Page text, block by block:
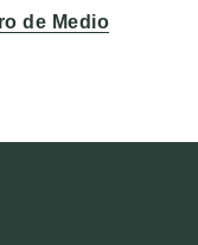
de Medio